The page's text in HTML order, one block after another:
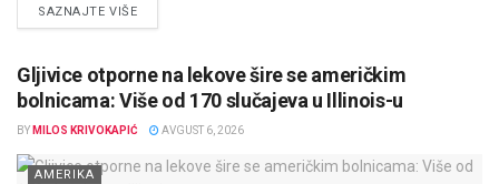
SAZNAJTE VIŠEDETAILS
Gljivice otporne na lekove šire se američkim
bolnicama: Više od 170 slučajeva u Illinois-u
BY MILOS KRIVOKAPIĆ AVGUST 6, 2026
AMERIKA